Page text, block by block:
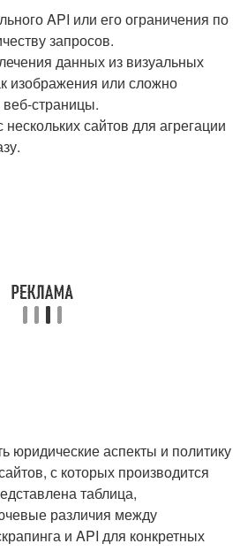
API или его ограничения по
запросов.
данных из визуальных
изображения или сложно
страницы.
сайтов ‌для агрегации
юридические аспекты и политику
​с⁢ которых производится
таблица,
различия между
⁢и API для конкретных